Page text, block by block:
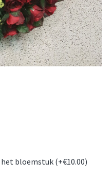
het bloemstuk (+€10.00)